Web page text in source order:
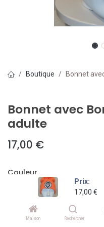
Prix:
17,00 €
Maison Rechercher
Boutique Bonnet
Bonnet avec
adulte
17,00 €
Couleur